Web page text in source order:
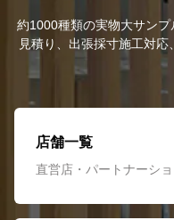
約1000種類の実物大サン
見積り、出張採寸施工対
店舗一覧
直営店・パートナーシ